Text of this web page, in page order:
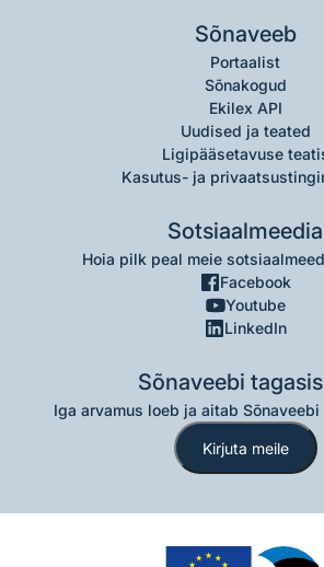
Sõnaveeb
Portaalist
Sõnakogud
Ekilex API
Uudised ja teated
Ligipääsetavuse
Kasutus- ja
Sotsiaalmeedia
Hoia pilk peal meie
Facebook
Youtube
LinkedIn
Sõnaveebi
Iga arvamus loeb ja aitab
Kirjuta meile